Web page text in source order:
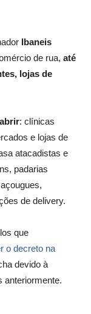
Ibaneis
de rua, até
lojas de
: clínicas
e lojas de
atacadistas e
padarias
de delivery.
que
o decreto na
devido à
anteriormente.